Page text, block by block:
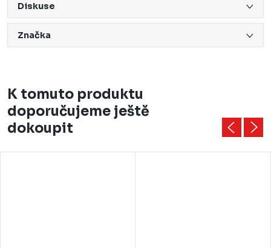
Diskuse
Značka
K tomuto produktu
doporučujeme ještě
dokoupit